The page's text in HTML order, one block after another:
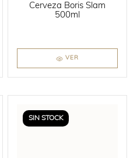
Cerveza Boris Slam
500ml
VER
SIN STOCK